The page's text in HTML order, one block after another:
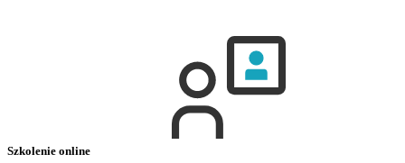
Szkolenie online